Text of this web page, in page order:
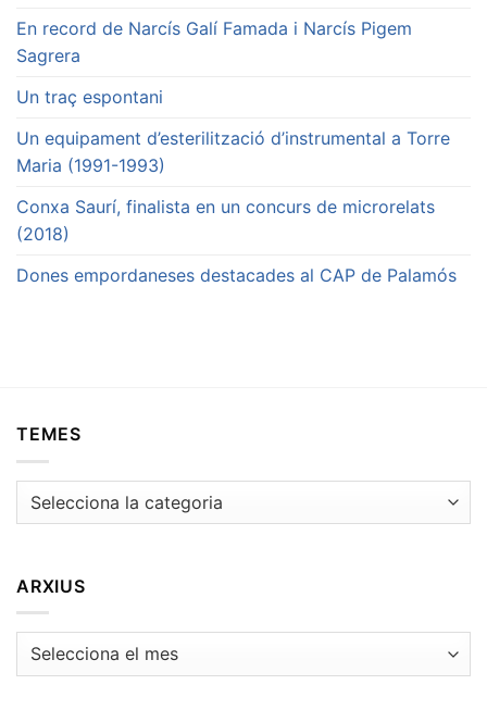
En record de Narcís Galí Famada i Narcís Pigem
Sagrera
Un traç espontani
Un equipament d’esterilització d’instrumental a Torre
Maria (1991-1993)
Conxa Saurí, finalista en un concurs de microrelats
(2018)
Dones empordaneses destacades al CAP de Palamós
TEMES
Temes
ARXIUS
Arxius